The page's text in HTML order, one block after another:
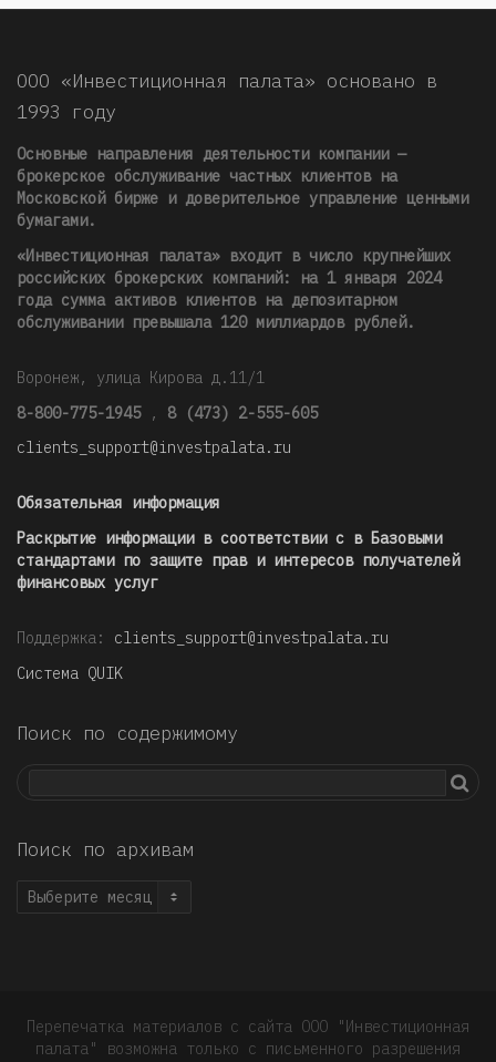
ООО «Инвестиционная палата» основано в
1993 году
Основные направления деятельности компании —
брокерское обслуживание частных клиентов на
Московской бирже и доверительное управление ценными
бумагами.
«Инвестиционная палата» входит в число крупнейших
российских брокерских компаний: на 1 января 2024
года сумма активов клиентов на депозитарном
обслуживании превышала 120 миллиардов рублей.
Воронеж, улица Кирова д.11/1
8-800-775-1945 , 8 (473) 2-555-605
clients_support@investpalata.ru
Обязательная информация
Раскрытие информации в соответствии с в Базовыми
стандартами по защите прав и интересов получателей
финансовых услуг
Поддержка: clients_support@investpalata.ru
Система QUIK
Поиск по содержимому
Поиск по архивам
Поиск
Перепечатка материалов с сайта ООО "Инвестиционная
палата" возможна только с письменного разрешения